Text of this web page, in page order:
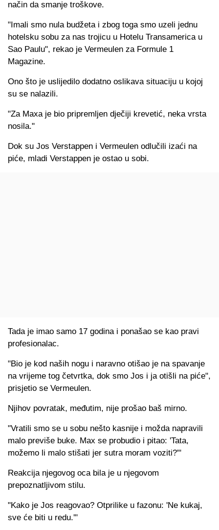
način da smanje troškove.
"Imali smo nula budžeta i zbog toga smo uzeli jednu
hotelsku sobu za nas trojicu u Hotelu Transamerica u
Sao Paulu", rekao je Vermeulen za Formule 1
Magazine.
Ono što je uslijedilo dodatno oslikava situaciju u kojoj
su se nalazili.
"Za Maxa je bio pripremljen dječiji krevetić, neka vrsta
nosila."
Dok su Jos Verstappen i Vermeulen odlučili izaći na
piće, mladi Verstappen je ostao u sobi.
Tada je imao samo 17 godina i ponašao se kao pravi
profesionalac.
"Bio je kod naših nogu i naravno otišao je na spavanje
na vrijeme tog četvrtka, dok smo Jos i ja otišli na piće",
prisjetio se Vermeulen.
Njihov povratak, međutim, nije prošao baš mirno.
"Vratili smo se u sobu nešto kasnije i možda napravili
malo previše buke. Max se probudio i pitao: 'Tata,
možemo li malo stišati jer sutra moram voziti?'"
Reakcija njegovog oca bila je u njegovom
prepoznatljivom stilu.
"Kako je Jos reagovao? Otprilike u fazonu: 'Ne kukaj,
sve će biti u redu.'"